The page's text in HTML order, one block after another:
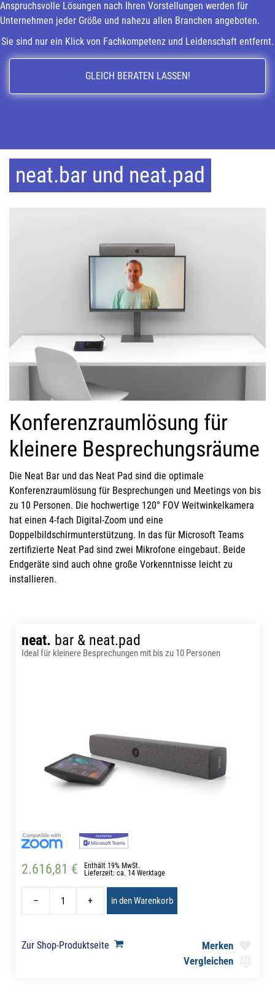
Anspruchsvolle Lösungen nach Ihren Vorstellungen werden für
Unternehmen jeder Größe und nahezu allen Branchen angeboten.
Sie sind nur ein Klick von Fachkompetenz und Leidenschaft entfernt.
GLEICH BERATEN LASSEN!
neat.bar und neat.pad
Konferenzraumlösung für
kleinere Besprechungsräume
Die Neat Bar und das Neat Pad sind die optimale
Konferenzraumlösung für Besprechungen und Meetings von bis
zu 10 Personen. Die hochwertige 120° FOV Weitwinkelkamera
hat einen 4-fach Digital-Zoom und eine
Doppelbildschirmunterstützung. In das für Microsoft Teams
zertifizierte Neat Pad sind zwei Mikrofone eingebaut. Beide
Endgeräte sind auch ohne große Vorkenntnisse leicht zu
installieren.
neat. bar & neat.pad
Ideal für kleinere Besprechungen mit bis zu 10 Personen
2.616,81 €
Enthält 19% MwSt.
Lieferzeit: ca. 14 Werktage
– + in den Warenkorb
Zur Shop-Produktseite
Merken
Vergleichen